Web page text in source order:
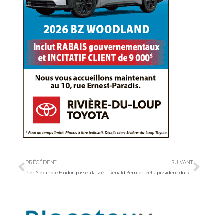
PRÉCÉDENT
Pier-Alexandre Hudon passe à la scène internationale
SUIVANT
Rénald Bernier réélu président du RESAM